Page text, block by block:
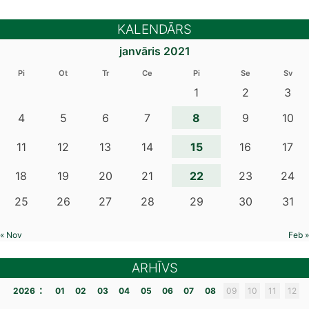
KALENDĀRS
janvāris 2021
Pi Ot Tr Ce Pi Se Sv
1 2
3
4
5 6 7 8 9 10
11 12 13 14 15 16 17
18 19 20 21 22 23
24
25
26 27 28 29 30 31
« Nov Feb »
ARHĪVS
2026 : 01 02 03 04 05 06 07 08 09 10 11 12